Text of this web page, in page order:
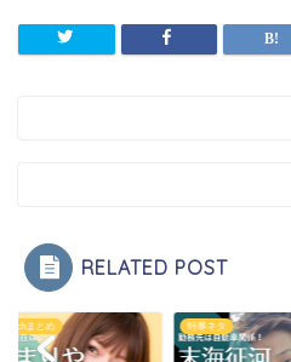
RELATED POST
ーchまとめ 時事ネタ